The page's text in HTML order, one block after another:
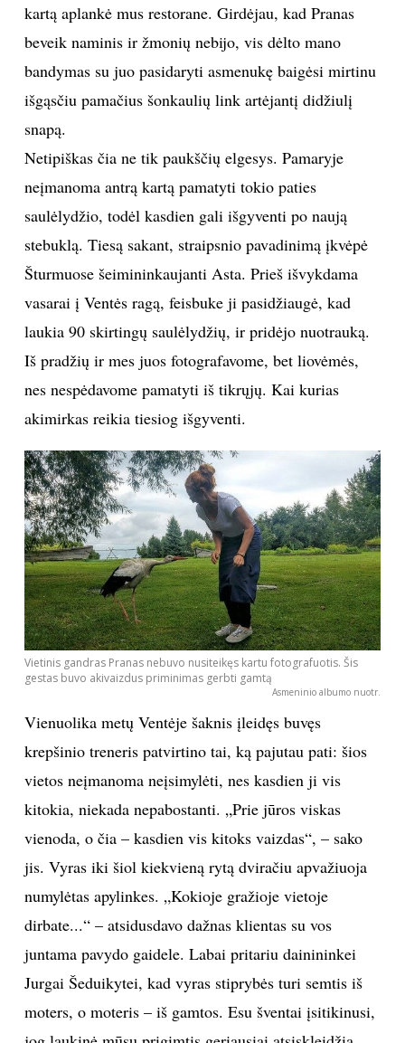
kartą aplankė mus restorane. Girdėjau, kad Pranas
beveik naminis ir žmonių nebijo, vis dėlto mano
bandymas su juo pasidaryti asmenukę baigėsi mirtinu
išgąsčiu pamačius šonkaulių link artėjantį didžiulį
snapą.
Netipiškas čia ne tik paukščių elgesys. Pamaryje
neįmanoma antrą kartą pamatyti tokio paties
saulėlydžio, todėl kasdien gali išgyventi po naują
stebuklą. Tiesą sakant, straipsnio pavadinimą įkvėpė
Šturmuose šeimininkaujanti Asta. Prieš išvykdama
vasarai į Ventės ragą, feisbuke ji pasidžiaugė, kad
laukia 90 skirtingų saulėlydžių, ir pridėjo nuotrauką.
Iš pradžių ir mes juos fotografavome, bet liovėmės,
nes nespėdavome pamatyti iš tikrųjų. Kai kurias
akimirkas reikia tiesiog išgyventi.
Vietinis gandras Pranas nebuvo nusiteikęs kartu fotografuotis. Šis
gestas buvo akivaizdus priminimas gerbti gamtą
Asmeninio albumo nuotr.
Vienuolika metų Ventėje šaknis įleidęs buvęs
krepšinio treneris patvirtino tai, ką pajutau pati: šios
vietos neįmanoma neįsimylėti, nes kasdien ji vis
kitokia, niekada nepabostanti. „Prie jūros viskas
vienoda, o čia – kasdien vis kitoks vaizdas“, – sako
jis. Vyras iki šiol kiekvieną rytą dviračiu apvažiuoja
numylėtas apylinkes. „Kokioje gražioje vietoje
dirbate...“ – atsidusdavo dažnas klientas su vos
juntama pavydo gaidele. Labai pritariu dainininkei
Jurgai Šeduikytei, kad vyras stiprybės turi semtis iš
moters, o moteris – iš gamtos. Esu šventai įsitikinusi,